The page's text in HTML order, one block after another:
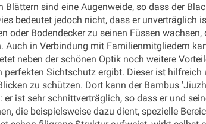
sind eine Augenweide, so dass der
bedeutet jedoch nicht, dass er unverträglich
oder Bodendecker zu seinen Füssen
Auch in Verbindung mit Familienmitgliedern
neben der schönen Optik noch weitere
Sichtschutz ergibt. Dieser ist hilfreich
zu schützen. Dort kann der Bambus
ist sehr schnittverträglich, so dass er und
die beispielsweise dazu dient, spezielle